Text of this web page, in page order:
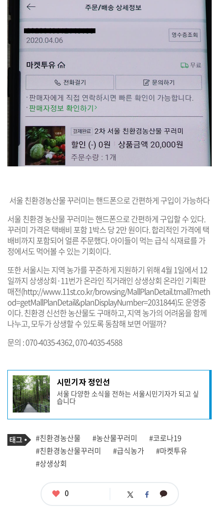
서울 친환경농산물 꾸러미는 핸드폰으로 간편하게 구입이 가능하다
서울 친환경 농산물 꾸러미는 핸드폰으로 간편하게 구입할 수 있다.
꾸러미 가격은 택배비 포함 1박스 당 2만 원이다. 합리적인 가격에 택
배비까지 포함되어 얼른 주문했다. 아이들이 먹는 급식 식재료를 가
정에서도 먹어볼 수 있는 기회이다.
또한 서울시는 지역 농가를 꾸준하게 지원하기 위해 4월 1일에서 12
일까지 상생상회·11번가 온라인 직거래인 상생상회 온라인 기획판
매전(http://www.11st.co.kr/browsing/MallPlanDetail.tmall?meth
od=getMallPlanDetail&planDisplayNumber=2031844)도 운영중
이다. 친환경 신선한 농산물도 구매하고, 지역 농가의 어려움을 함께
나누고, 모두가 상생할 수 있도록 동참해 보면 어떨까?
문의 : 070-4035-4362, 070-4035-4588
기
사
작
성
자
프
필
시민기자 정인선
서울 다양한 소식을 전하는 서울시민기자가 되고 싶
습니다
기
사
관
련
태
태
그
#친환경농산물 #농산물꾸러미
#코로나19
#친환경농산물꾸러미
#급식농가
#마켓투유
#상생상회
좋
0 트 페 카